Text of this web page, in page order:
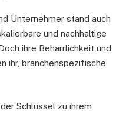
Unternehmer stand auch
und nachhaltige
ihre Beharrlichkeit und
ihr, branchenspezifische
Schlüssel zu ihrem